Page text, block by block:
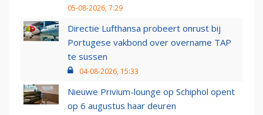
05-08-2026, 7:29
Directie Lufthansa probeert onrust bij
Portugese vakbond over overname TAP
te sussen
04-08-2026, 15:33
Nieuwe Privium-lounge op Schiphol opent
op 6 augustus haar deuren